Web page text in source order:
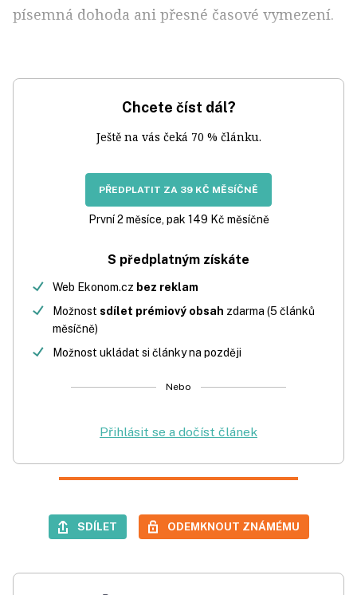
písemná dohoda ani přesné časové vymezení.
Chcete číst dál?
Ještě na vás čeká 70 % článku.
PŘEDPLATIT ZA 39 KČ MĚSÍČNĚ
První 2 měsíce, pak 149 Kč měsíčně
S předplatným získáte
Web Ekonom.cz bez reklam
Možnost sdílet prémiový obsah zdarma (5 článků
měsíčně)
Možnost ukládat si články na později
Nebo
Přihlásit se a dočíst článek
SDÍLET ODEMKNOUT ZNÁMÉMU